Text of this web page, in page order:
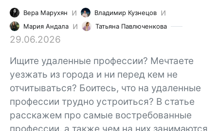
Вера Марухян и Владимир Кузнецов и
Мария Андала и Татьяна Павлюченкова
29.06.2026
Ищите удаленные профессии? Мечтаете
уезжать из города и ни перед кем не
отчитываться? Боитесь, что на удаленные
профессии трудно устроиться? В статье
расскажем про самые востребованные